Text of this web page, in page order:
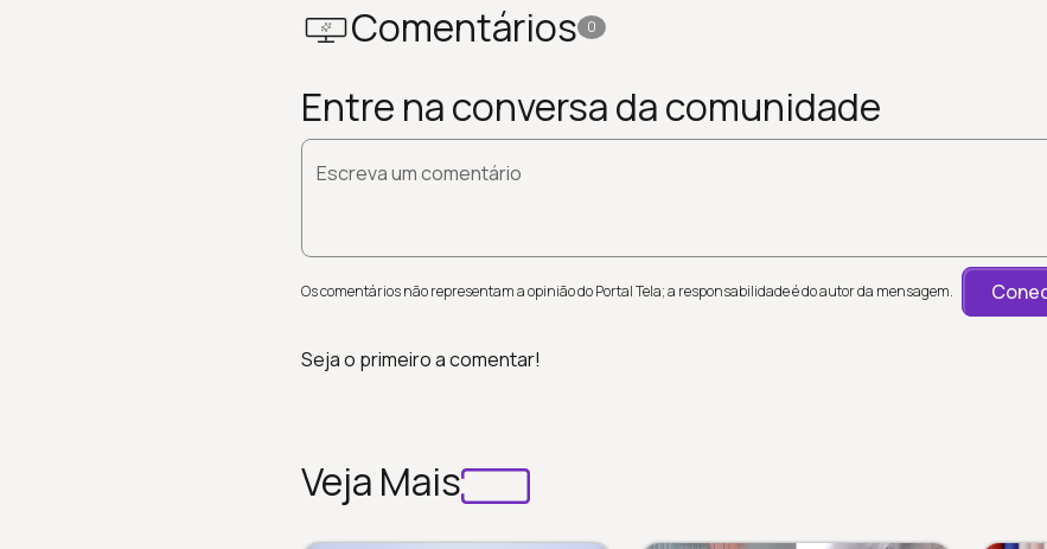
Comentários 0
Entre na conversa da comunidade
Escreva um comentário
Os comentários não representam a opinião do Portal Tela; a responsabilidade é do autor da mensagem.
Seja o primeiro a comentar!
Veja Mais